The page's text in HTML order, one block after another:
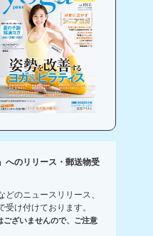
へのリリース・郵送物受
のニュースリリース、
け付けております。
ざいませんので、ご注意